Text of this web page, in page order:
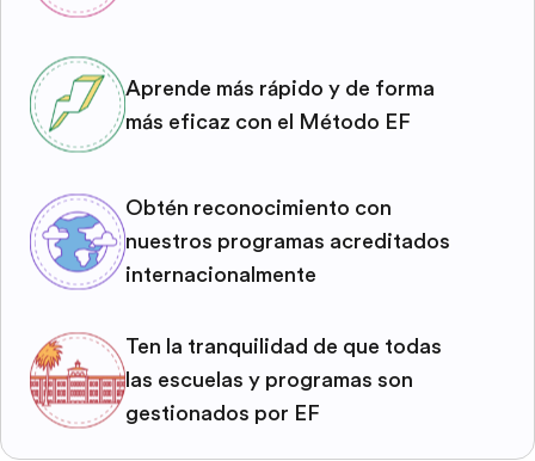
Aprende más rápido y de forma
más eficaz con el Método EF
Obtén reconocimiento con
nuestros programas acreditados
internacionalmente
Ten la tranquilidad de que todas
las escuelas y programas son
gestionados por EF